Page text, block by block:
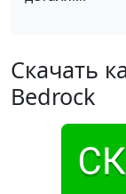
Скачать
Bedrock